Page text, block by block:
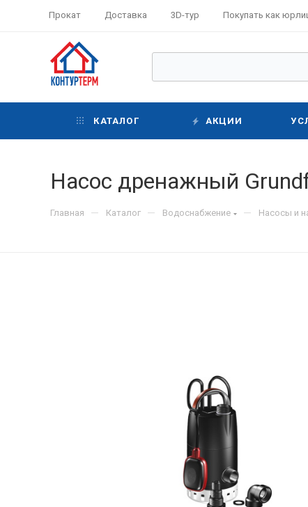
Прокат Доставка 3D-тур Покупать как
КАТАЛОГ АКЦИИ
Насос дренажный
Главная — Каталог — Водоснабжение — Насосы и